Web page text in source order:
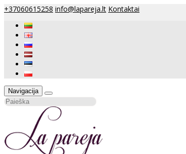
+37060615258 info@lapareja.lt Kontaktai
Navigacija